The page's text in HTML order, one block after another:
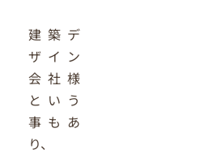
建築デ
ザイン
会社様
という
事もあ
り、